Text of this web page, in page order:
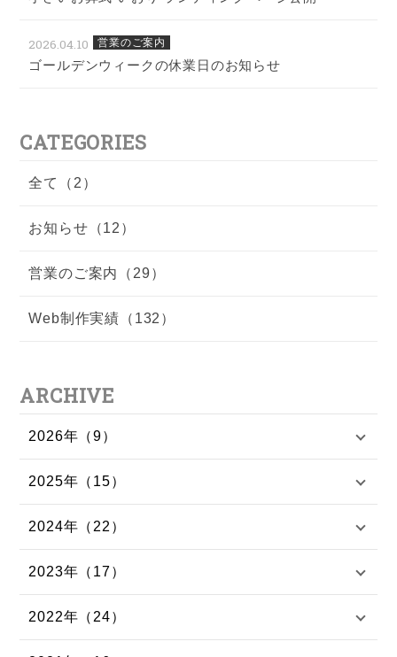
2026.04.10 営業のご案内
ゴールデンウィークの休業日のお知らせ
CATEGORIES
全て（2）
お知らせ（12）
営業のご案内（29）
Web制作実績（132）
ARCHIVE
2026年（9）
2025年（15）
2024年（22）
2023年（17）
2022年（24）